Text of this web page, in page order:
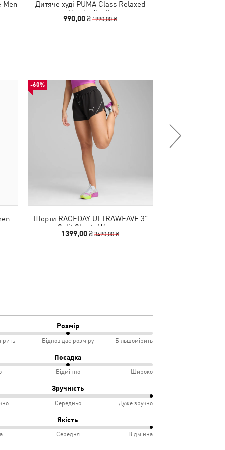
Men
Дитяче худі PUMA Class Relaxed
Hoodie Youth
990,00 ₴1990,00 ₴
-60%
Шорти RACEDAY ULTRAWEAVE 3"
Split Shorts Women
1399,00 ₴3490,00 ₴
Розмір
Відповідає розміру Більшомірить
Посадка
Відмінно Широко
Зручність
Середньо Дуже зручно
Якість
Середня Відмінна